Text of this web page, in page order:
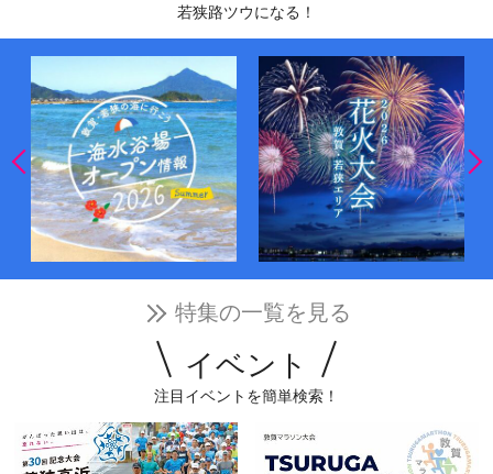
若狭路ツウになる！
特集の一覧を見る
イベント
注目イベントを簡単検索！